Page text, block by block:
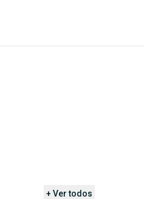
+ Ver todos